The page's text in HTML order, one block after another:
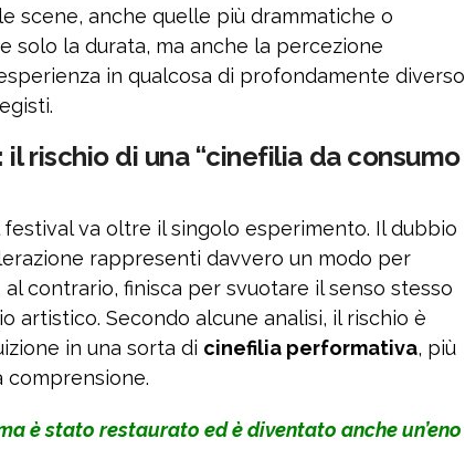
scene, anche quelle più drammatiche o
solo la durata, ma anche la percezione
in qualcosa di profondamente diverso
rischio di una “cinefilia da consumo
va oltre il singolo esperimento. Il dubbio
rappresenti davvero un modo per
contrario, finisca per svuotare il senso stesso
artistico. Secondo alcune analisi, il rischio è
in una sorta di cinefilia performativa, più
comprensione.
è stato restaurato ed è diventato anche un’eno